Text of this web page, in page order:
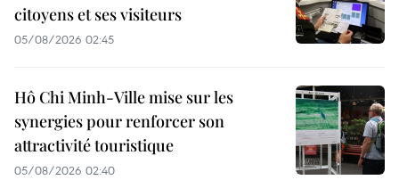
citoyens et ses visiteurs
05/08/2026 02:45
Hô Chi Minh-Ville mise sur les
synergies pour renforcer son
attractivité touristique
05/08/2026 02:40